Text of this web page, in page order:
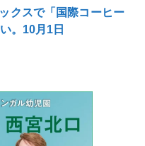
クスで「国際コーヒー
。10月1日